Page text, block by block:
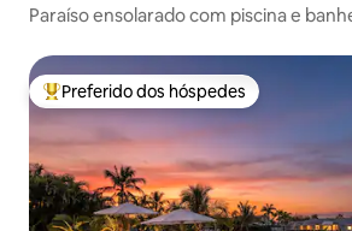
Paraíso ensolarado com piscina e
Entre os melhores preferidos dos
Preferido dos hóspedes